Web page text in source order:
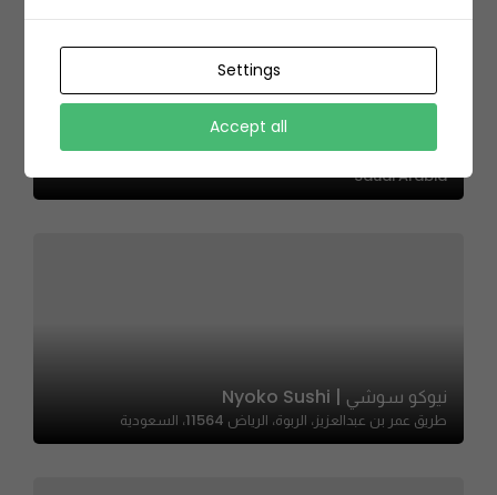
شارع محمد الطويل - حي مشرفة، Mishrifah, Jeddah 23331,
Saudi Arabia
نيوكو سوشي | Nyoko Sushi
طريق عمر بن عبدالعزيز، الربوة، الرياض 11564، السعودية
Settings
Accept all